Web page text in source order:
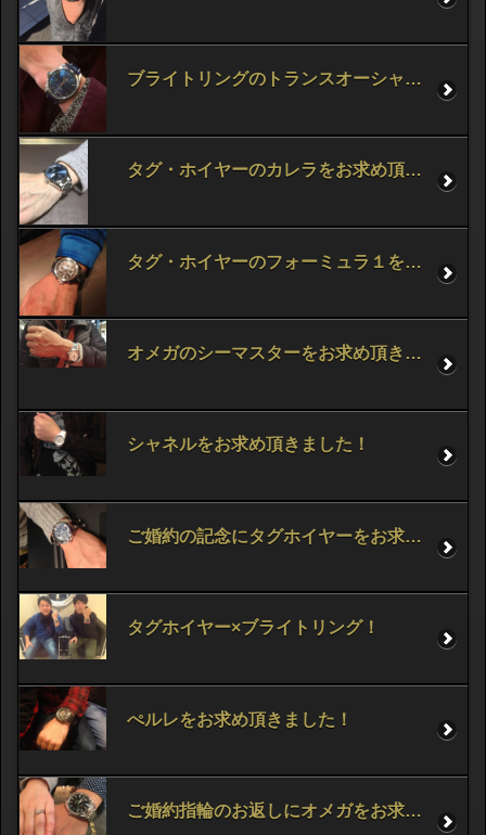
ブライトリングのトランスオーシャンをお求め頂きました！
タグ・ホイヤーのカレラをお求め頂きました！
タグ・ホイヤーのフォーミュラ１をお求め頂きました！
オメガのシーマスターをお求め頂きました！
シャネルをお求め頂きました！
ご婚約の記念にタグホイヤーをお求め頂きました！
タグホイヤー×ブライトリング！
ぺルレをお求め頂きました！
ご婚約指輪のお返しにオメガをお求め頂きました！